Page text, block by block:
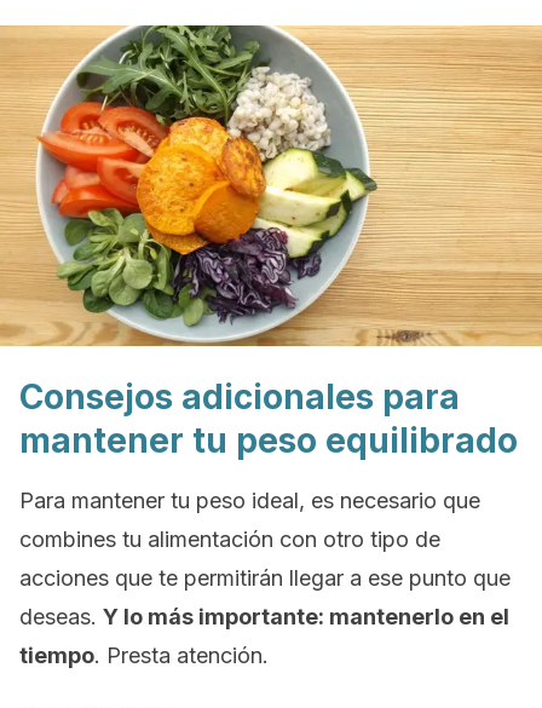
Consejos adicionales para
mantener tu peso equilibrado
Para mantener tu peso ideal, es necesario que
combines tu alimentación con otro tipo de
acciones que te permitirán llegar a ese punto que
deseas. Y lo más importante: mantenerlo en el
tiempo. Presta atención.